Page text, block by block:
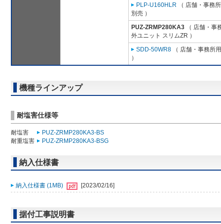
PLP-U160HLR （ 店舗・事務
別売 ）
PUZ-ZRMP280KA3 （ 店舗・事
外ユニット スリムZR ）
SDD-50WR8 （ 店舗・事務所
）
機種ラインアップ
耐塩害仕様等
耐塩害
PUZ-ZRMP280KA3-BS
耐重塩害
PUZ-ZRMP280KA3-BSG
納入仕様書
納入仕様書 (1MB) [2023/02/16]
据付工事説明書